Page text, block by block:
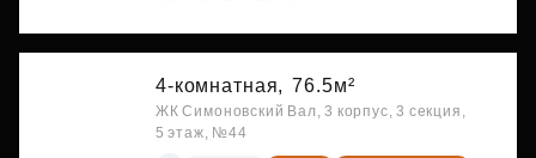
4-комнатная, 76.5м²
ЖК Симоновский Вал, 3 корпус, 3 секция,
5 этаж, №44